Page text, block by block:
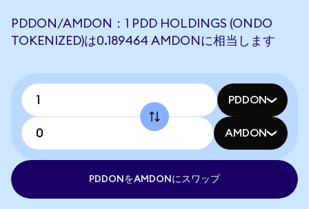
PDDON/AMDON：1 PDD HOLDINGS (ONDO
TOKENIZED)は0.189464 AMDONに相当します
PDDON
AMDON
PDDONをAMDONにスワップ